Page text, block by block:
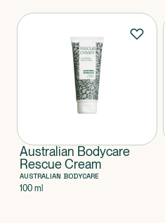
Produkter
Australian Bodycare
Rescue Cream
AUSTRALIAN BODYCARE
100 ml